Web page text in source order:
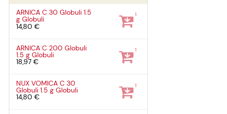
ARNICA C 30 Globuli1.5
gGlobuli
14,80 €
1
ARNICA C 200 Globuli
1.5 gGlobuli
18,97 €
1
NUX VOMICA C 30
Globuli1.5 gGlobuli
14,80 €
1